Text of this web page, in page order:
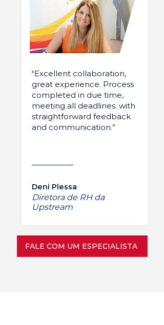
“Excellent collaboration,
great experience. Process
completed in due time,
meeting all deadlines. with
straightforward feedback
and communication.”
Deni Plessa
Diretora de RH da
Upstream
FALE COM UM ESPECIALISTA